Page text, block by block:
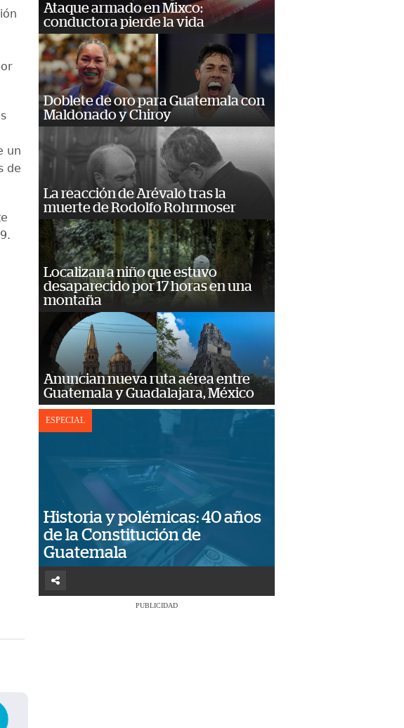
un
de
Ataque armado en Mixco:
conductora pierde la vida
Doblete de oro para Guatemala con
Maldonado y Chiroy
La reacción de Arévalo tras la
muerte de Rodolfo Rohrmoser
Localizan a niño que estuvo
desaparecido por 17 horas en una
montaña
Anuncian nueva ruta aérea entre
Guatemala y Guadalajara, México
ESPECIAL
Historia y polémicas: 40 años
de la Constitución de
Guatemala
PUBLICIDAD